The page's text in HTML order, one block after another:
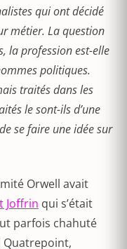
qui ont décidé
métier. La question
la profession est-elle
politiques.
traités dans les
le sont-ils d’une
se faire une idée sur
Orwell avait
Joffrin qui s’était
parfois chahuté
Quatrepoint,